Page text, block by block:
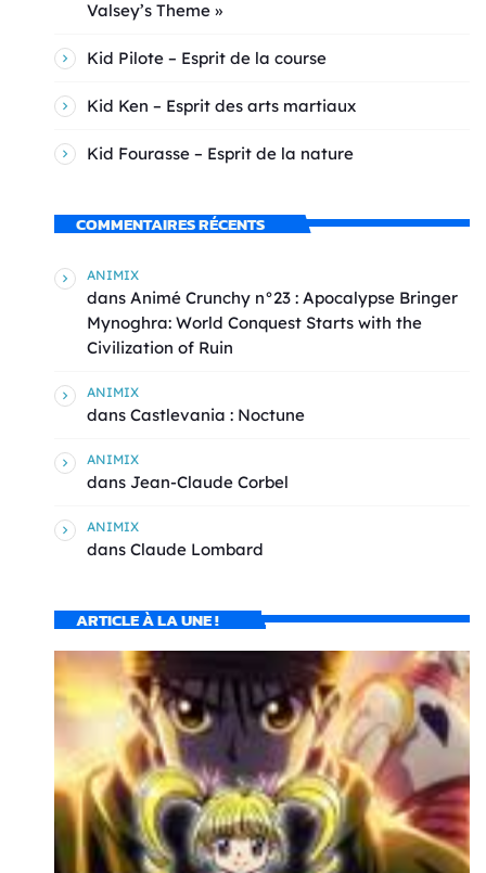
Valsey’s Theme »
Kid Pilote – Esprit de la course
Kid Ken – Esprit des arts martiaux
Kid Fourasse – Esprit de la nature
COMMENTAIRES RÉCENTS
ANIMIX
dans Animé Crunchy n°23 : Apocalypse Bringer
Mynoghra: World Conquest Starts with the
Civilization of Ruin
ANIMIX
dans Castlevania : Noctune
ANIMIX
dans Jean-Claude Corbel
ANIMIX
dans Claude Lombard
ARTICLE À LA UNE !